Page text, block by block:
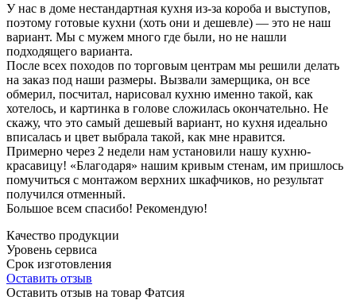
У нас в доме нестандартная кухня из-за короба и выступов,
поэтому готовые кухни (хоть они и дешевле) — это не наш
вариант. Мы с мужем много где были, но не нашли
подходящего варианта.
После всех походов по торговым центрам мы решили делать
на заказ под наши размеры. Вызвали замерщика, он все
обмерил, посчитал, нарисовал кухню именно такой, как
хотелось, и картинка в голове сложилась окончательно. Не
скажу, что это самый дешевый вариант, но кухня идеально
вписалась и цвет выбрала такой, как мне нравится.
Примерно через 2 недели нам установили нашу кухню-
красавицу! «Благодаря» нашим кривым стенам, им пришлось
помучиться с монтажом верхних шкафчиков, но результат
получился отменный.
Большое всем спасибо! Рекомендую!
Качество продукции
Уровень сервиса
Срок изготовления
Оставить отзыв
Оставить отзыв на товар Фатсия